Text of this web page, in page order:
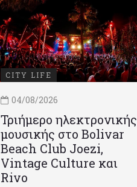
CITY LIFE
04/08/2026
Τριήμερο ηλεκτρονικής
μουσικής στο Bolivar
Beach Club Joezi,
Vintage Culture και
Rivo